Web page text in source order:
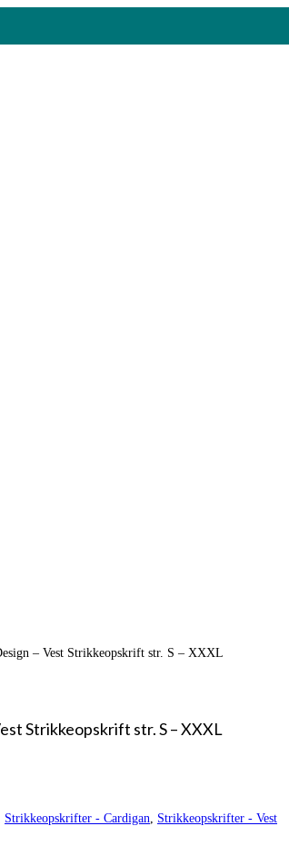
– Vest Strikkeopskrift str. S – XXXL
Strikkeopskrift str. S – XXXL
Strikkeopskrifter - Cardigan, Strikkeopskrifter - Vest